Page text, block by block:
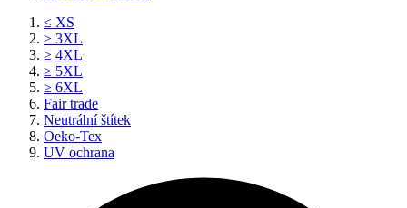
≤ XS
≥ 3XL
≥ 4XL
≥ 5XL
≥ 6XL
Fair trade
Neutrální štítek
Oeko-Tex
UV ochrana